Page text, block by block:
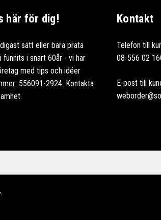
här för dig!
sätt eller bara prata
i snart 60år - vi har
med tips och idéer
556091-2924. Kontakta
Kontakt
Telefon till
08-556 02
E-post till
.